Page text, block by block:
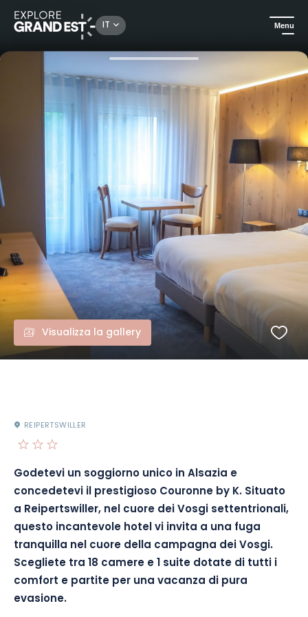
IT Menu
Hotel Albergo "La Couronne by K
Visualizza la gallery
REIPERTSWILLER
Godetevi un soggiorno unico in Alsazia e
concedetevi il prestigioso Couronne by K. Situato
a Reipertswiller, nel cuore dei Vosgi settentrionali,
questo incantevole hotel vi invita a una fuga
tranquilla nel cuore della campagna dei Vosgi.
Scegliete tra 18 camere e 1 suite dotate di tutti i
comfort e partite per una vacanza di pura
evasione.